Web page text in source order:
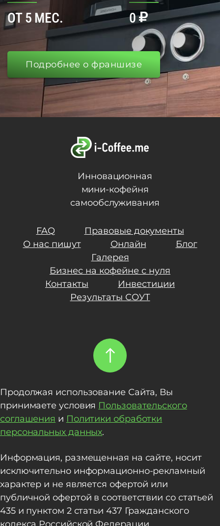
ОТ 5 МЕС. 0
Подробнее о франшизе
Инновационная
мини-кофейня
самообслуживания
FAQ
Правовые документы
О нас пишут
Онлайн
Блог
Галерея
Бизнес на кофейне с нуля
Контакты
Инвестиции
Результаты СОУТ
Продолжая использование Сайта, Вы
принимаете условия Пользовательского
соглашения и Политики обработки
персональных данных.
Информация, размещенная на сайте, носит
исключительно информационно-рекламный
характер и не является офертой или
публичной офертой в соответствии со статьей
435 и пунктом 2 статьи 437 Гражданского
кодекса Российской Федерации.